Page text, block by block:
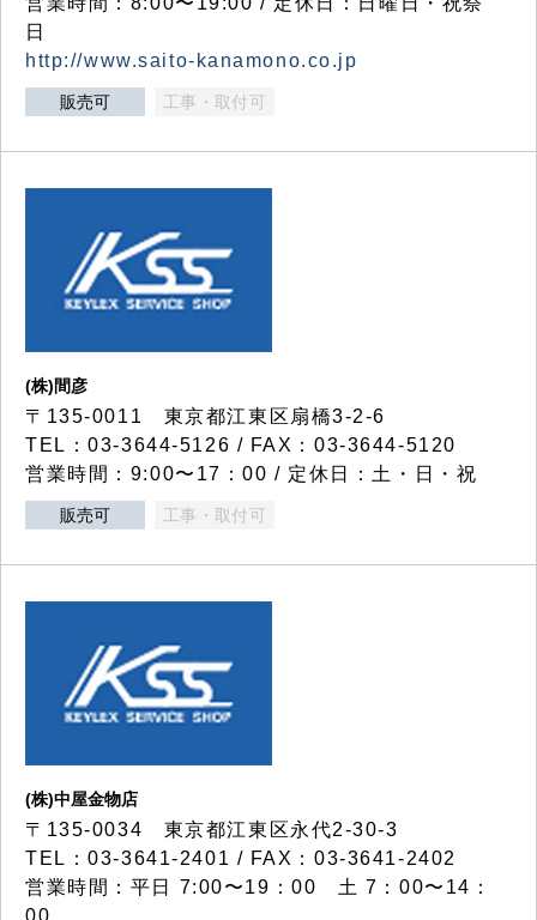
日
http://www.saito-kanamono.co.jp
販売可 工事・取付可
(株)間彦
〒135-0011 東京都江東区扇橋3-2-6
TEL：03-3644-5126 / FAX：03-3644-5120
営業時間：9:00〜17：00 / 定休日：土・日・祝
販売可 工事・取付可
(株)中屋金物店
〒135-0034 東京都江東区永代2-30-3
TEL：03-3641-2401 / FAX：03-3641-2402
営業時間：平日 7:00〜19：00 土 7：00〜14：
00